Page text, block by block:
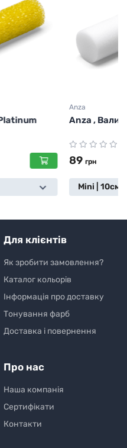
Anza , Валик Basic Soft
Mini | 10см
Для клієнтів
Як зробити замовлення?
Каталог кольорів
Інформація про доставку
Тонування фарб
Доставка і повернення
Про нас
Наша компанія
Сертифікати
Контакти